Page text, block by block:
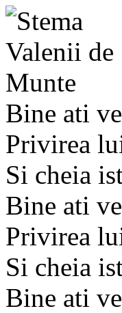
Bine ati
Privirea
Si cheia
Bine ati
Privirea
Si cheia
Bine ati